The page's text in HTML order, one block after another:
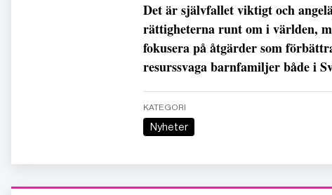
Det är självfallet viktigt och
rättigheterna runt om i världen,
fokusera på åtgärder som
resurssvaga barnfamiljer både i
KATEGORI
Nyheter